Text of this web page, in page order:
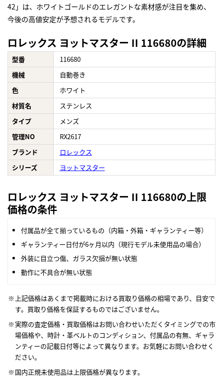
42」は、ホワイトゴールドのエレガントな素材感が注目を集め、
今後の高値安定が予想されるモデルです。
ロレックス ヨットマスター II 116680の詳細
型番
116680
機械
自動巻き
色
ホワイト
材質名
ステンレス
タイプ
メンズ
管理NO
RX2617
ブランド
ロレックス
シリーズ
ヨットマスター
ロレックス ヨットマスター II 116680の上限
価格の条件
付属品が全て揃っているもの（内箱・外箱・ギャランティー等）
ギャランティー日付が6ヶ月以内（現行モデル未使用品の場合）
外装に目立つ傷、ガラス欠損が無い状態
動作に不具合が無い状態
上記価格はあくまで掲載時における買取り価格の相場であり、目安で
す。買取り価格を保証するものではございません。
実際の査定価格・買取価格はお問い合わせいただくタイミングでの市
場価格や、時計・革ベルトのコンディション、付属品の有無、ギャラ
ンティーの記載日付等によって異なります。お気軽にお問い合わせく
ださい。
国内正規未使用品は上限価格が異なります。